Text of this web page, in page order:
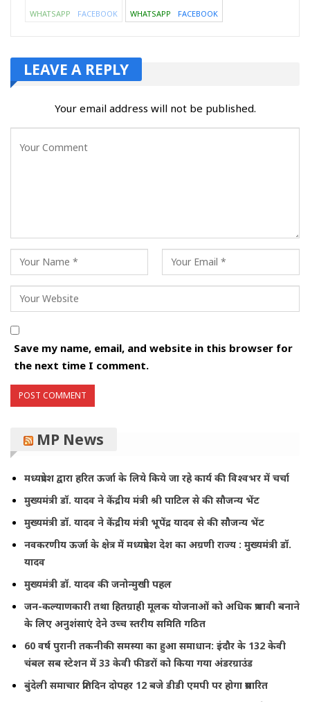
WHATSAPP
FACEBOOK
WHATSAPP
FACEBOOK
LEAVE A REPLY
Your email address will not be published.
Save my name, email, and website in this browser for
the next time I comment.
MP News
मध्यप्रदेश द्वारा हरित ऊर्जा के लिये किये जा रहे कार्य की विश्वभर में चर्चा
मुख्यमंत्री डॉ. यादव ने केंद्रीय मंत्री श्री पाटिल से की सौजन्य भेंट
मुख्यमंत्री डॉ. यादव ने केंद्रीय मंत्री भूपेंद्र यादव से की सौजन्य भेंट
नवकरणीय ऊर्जा के क्षेत्र में मध्यप्रदेश देश का अग्रणी राज्य : मुख्यमंत्री डॉ.
यादव
मुख्यमंत्री डॉ. यादव की जनोन्मुखी पहल
जन-कल्याणकारी तथा हितग्राही मूलक योजनाओं को अधिक प्रभावी बनाने
के लिए अनुशंसाएं देने उच्च स्तरीय समिति गठित
60 वर्ष पुरानी तकनीकी समस्या का हुआ समाधान: इंदौर के 132 केवी
चंबल सब स्टेशन में 33 केवी फीडरों को किया गया अंडरग्राउंड
बुंदेली समाचार प्रतिदिन दोपहर 12 बजे डीडी एमपी पर होगा प्रसारित